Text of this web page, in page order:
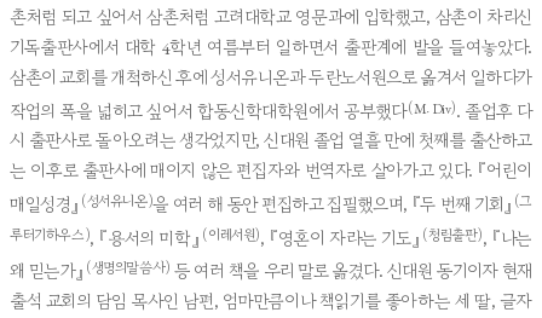
촌처럼 되고 싶어서 삼촌처럼 고려대학교 영문과에 입학했고, 삼촌이 차리신
기독출판사에서 대학 4학년 여름부터 일하면서 출판계에 발을 들여놓았다.
삼촌이 교회를 개척하신 후에 성서유니온과 두란노서원으로 옮겨서 일하다가
작업의 폭을 넓히고 싶어서 합동신학대학원에서 공부했다(M. Div). 졸업후 다
시 출판사로 돌아오려는 생각었지만, 신대원 졸업 열흘 만에 첫째를 출산하고
는 이후로 출판사에 매이지 않은 편집자와 번역자로 살아가고 있다. 『어린이
매일성경』 (성서유니온)을 여러 해 동안 편집하고 집필했으며, 『두 번째 기회』 (그
루터기하우스), 『용서의 미학』 (이레서원), 『영혼이 자라는 기도』 (청림출판), 『나는
왜 믿는가』 (생명의말씀사) 등 여러 책을 우리 말로 옮겼다. 신대원 동기이자 현재
출석 교회의 담임 목사인 남편, 엄마만큼이나 책읽기를 좋아하는 세 딸, 글자